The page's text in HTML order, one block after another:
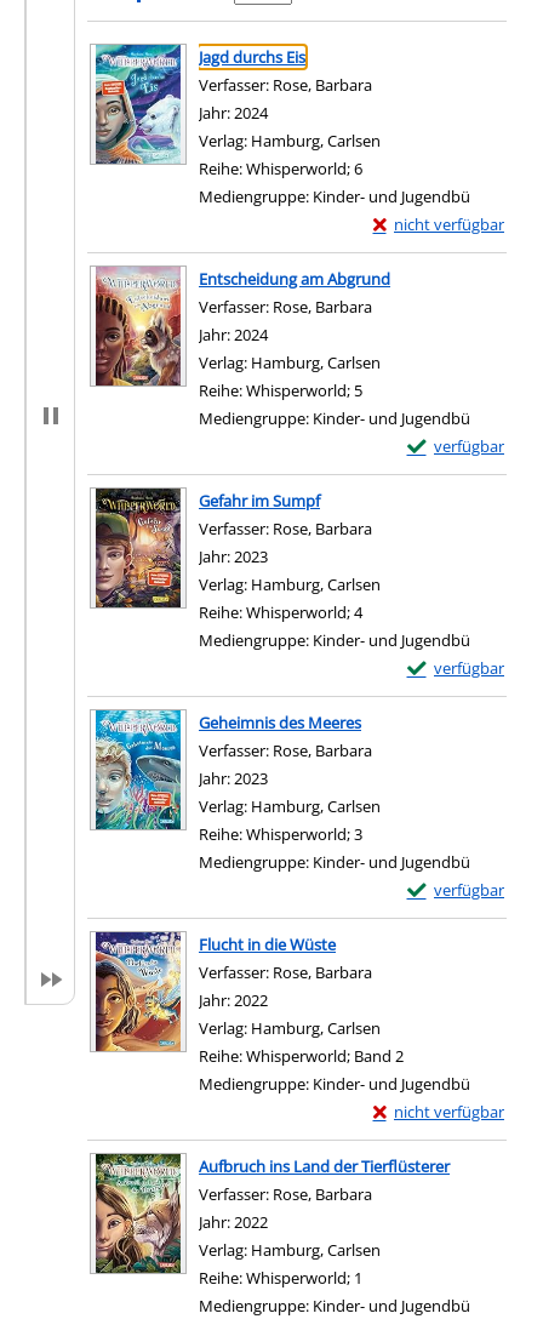
Suchergebnis
Zu den Suchfiltern springen
Jagd durchs Eis
Verfasser: Rose, Barbara
Jahr:2024
Verlag: Hamburg, Carlsen
Reihe:Whisperworld; 6
Mediengruppe: Kinder- und Jugendbü
nicht verfügbar
Exemplar-Details von
Zum Download von
Entscheidung am Abgrund
Verfasser: Rose, Barbara
Jahr:2024
Verlag: Hamburg, Carlsen
Reihe:Whisperworld; 5
Mediengruppe: Kinder- und Jugendbü
verfügbar
Exemplar-Details
Zum Download
Gefahr im Sumpf
Verfasser: Rose, Barbara
Jahr:2023
Verlag: Hamburg, Carlsen
Reihe:Whisperworld; 4
Mediengruppe: Kinder- und Jugendbü
verfügbar
Exemplar-Details
Zum Download
Geheimnis des Meeres
Verfasser: Rose, Barbara
Jahr:2023
Verlag: Hamburg, Carlsen
Reihe:Whisperworld; 3
Mediengruppe: Kinder- und Jugendbü
verfügbar
Exemplar-Details
Zum Download
Flucht in die Wüste
Verfasser: Rose, Barbara
Jahr:2022
Verlag: Hamburg, Carlsen
Reihe:Whisperworld; Band 2
Mediengruppe: Kinder- und Jugendbü
nicht verfügbar
Exemplar-Details von
Zum Download von
Aufbruch ins Land der Tierflüsterer
Verfasser: Rose, Barbara
Jahr:2022
Verlag: Hamburg, Carlsen
Reihe:Whisperworld; 1
Mediengruppe: Kinder- und Jugendbü